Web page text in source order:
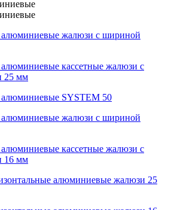
алюминиевые жалюзи с шириной
алюминиевые кассетные жалюзи с
25 мм
алюминиевые SYSTEM 50
алюминиевые жалюзи с шириной
алюминиевые кассетные жалюзи с
16 мм
алюминиевые жалюзи 25